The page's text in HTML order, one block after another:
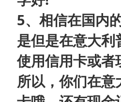
5、 相信在国内
是但是在意大
使用信用卡或者
所以，你们在